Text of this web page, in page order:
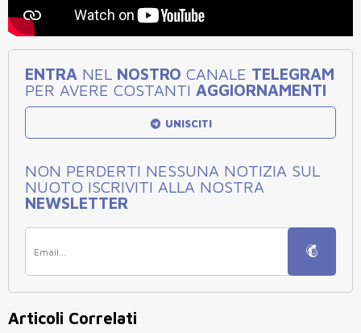
ENTRA NEL NOSTRO CANALE TELEGRAM
PER AVERE COSTANTI AGGIORNAMENTI
UNISCITI
NON PERDERTI NESSUNA NOTIZIA SUL
NUOTO ISCRIVITI ALLA NOSTRA
NEWSLETTER
Articoli Correlati